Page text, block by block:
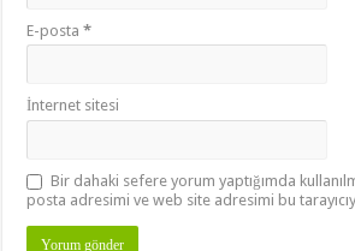
E-posta*
İnternet sitesi
Bir dahaki sefere yorum yaptığımda
posta adresimi ve web site adresimi bu